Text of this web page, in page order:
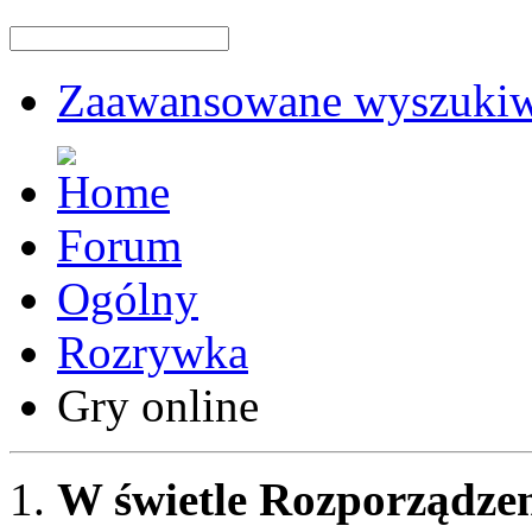
Zaawansowane
Forum
Ogólny
Rozrywka
Gry online
W świetle